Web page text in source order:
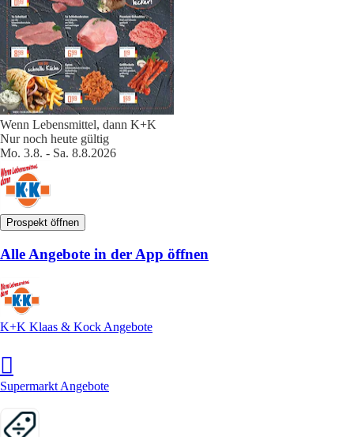
Wenn Lebensmittel, dann K+K
Nur noch heute gültig
Mo. 3.8. - Sa. 8.8.2026
Prospekt öffnen
Alle Angebote in der App öffnen
K+K Klaas & Kock Angebote
Supermarkt Angebote